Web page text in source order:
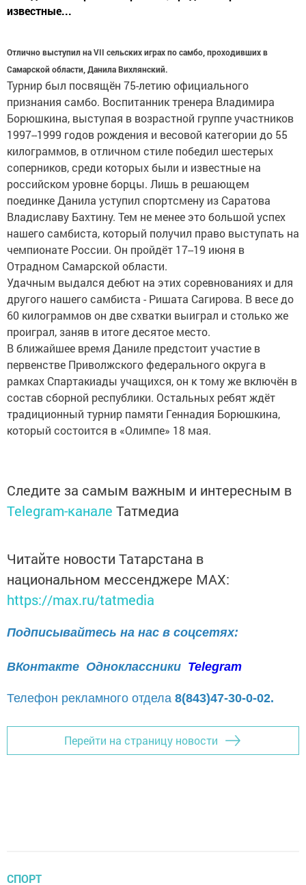
известные...
Отлично выступил на VII сельских играх по самбо, проходивших в
Самарской области, Данила Вихлянский.
Турнир был посвящён 75-летию официального
признания самбо. Воспитанник тренера Владимира
Борюшкина, выступая в возрастной группе участников
1997--1999 годов рождения и весовой категории до 55
килограммов, в отличном стиле победил шестерых
соперников, среди которых были и известные на
российском уровне борцы. Лишь в решающем
поединке Данила уступил спортсмену из Саратова
Владиславу Бахтину. Тем не менее это большой успех
нашего самбиста, который получил право выступать на
чемпионате России. Он пройдёт 17--19 июня в
Отрадном Самарской области.
Удачным выдался дебют на этих соревнованиях и для
другого нашего самбиста - Ришата Сагирова. В весе до
60 килограммов он две схватки выиграл и столько же
проиграл, заняв в итоге десятое место.
В ближайшее время Даниле предстоит участие в
первенстве Приволжского федерального округа в
рамках Спартакиады учащихся, он к тому же включён в
состав сборной республики. Остальных ребят ждёт
традиционный турнир памяти Геннадия Борюшкина,
который состоится в «Олимпе» 18 мая.
Следите за самым важным и интересным в
Telegram-канале Татмедиа
Читайте новости Татарстана в
национальном мессенджере MАХ:
https://max.ru/tatmedia
Подписывайтесь на нас в соцсетях:
ВКонтакте Одноклассники Telegram
Телефон рекламного отдела 8(843)47-30-0-02.
Перейти на страницу новости
СПОРТ